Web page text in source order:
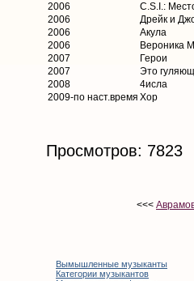
2006
C.S.I.:
2006
Дрейк и
2006
Акула
2006
Вероника
2007
Герои
2007
Это
2008
4исла
2009-по наст.время Хор
Просмотров: 7823
<<<
Вымышленные музыканты
Категории музыкантов